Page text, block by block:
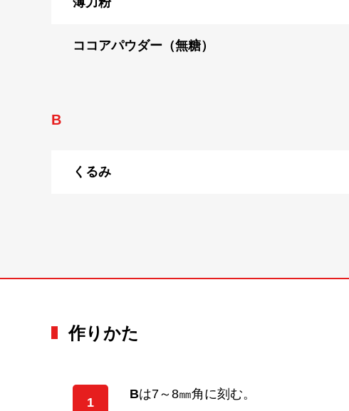
ココアパウダー（無糖）
B
くるみ
作りかた
1
Bは7～8㎜角に刻む。